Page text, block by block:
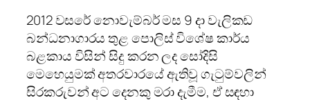
2012 වසරේ නොවැම්බර් මස 9 දා වැලිකඩ
බන්ධනාගාරය තුළ පොලිස් විශේෂ කාර්ය
බළකාය විසින් සිදු කරන ලද සෝදිසි
මෙහෙයුමක් අතරවාරයේ ඇතිවූ ගැටුම්වලින්
සිරකරුවන් අට දෙනකු මරා දැමීම, ඒ සඳහා